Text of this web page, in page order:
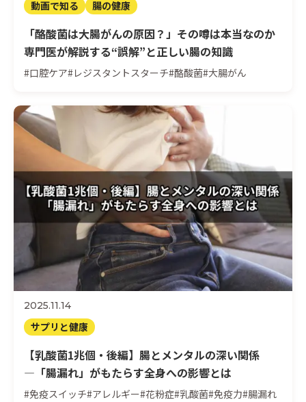
動画で知る 腸の健康
「酪酸菌は大腸がんの原因？」その噂は本当なのか
専門医が解説する“誤解”と正しい腸の知識
#口腔ケア#レジスタントスターチ#酪酸菌#大腸がん
2025.11.14
サプリと健康
【乳酸菌1兆個・後編】腸とメンタルの深い関係
―「腸漏れ」がもたらす全身への影響とは
#免疫スイッチ#アレルギー#花粉症#乳酸菌#免疫力#腸漏れ